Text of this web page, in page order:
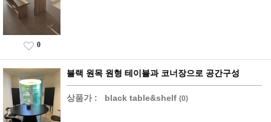
0
블랙 원목 원형 테이블과 코너장으로 공간구성
상품가 : black table&shelf (0)